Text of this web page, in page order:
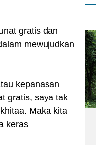
gratis dan
mewujudkan
kepanasan
gratis, saya tak
Maka kita
keras